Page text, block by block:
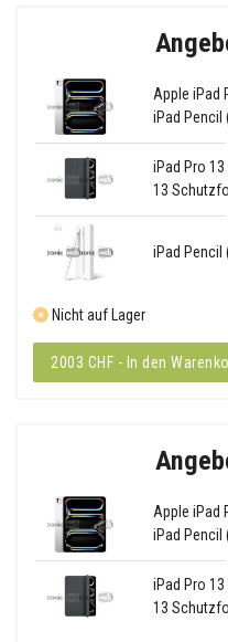
Apple iPad
iPad Pencil
iPad Pro
13
iPad Pencil
Nicht auf Lager
2003 CHF - In den
Apple iPad
iPad Pencil
iPad Pro
13